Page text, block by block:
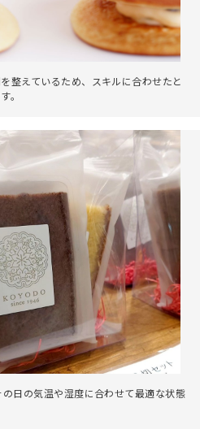
整えているため、スキルに合わせたと
。
日の気温や湿度に合わせて最適な状態